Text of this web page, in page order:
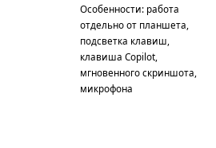
Особенности: работа
отдельно от планшета,
подсветка клавиш,
клавиша Copilot,
мгновенного скриншота,
микрофона